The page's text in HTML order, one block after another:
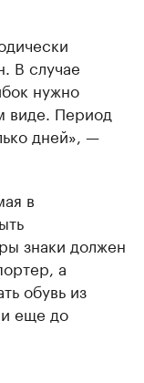
В случае
нужно
виде. Период
дней», —
в
знаки должен
а
обувь из
еще до